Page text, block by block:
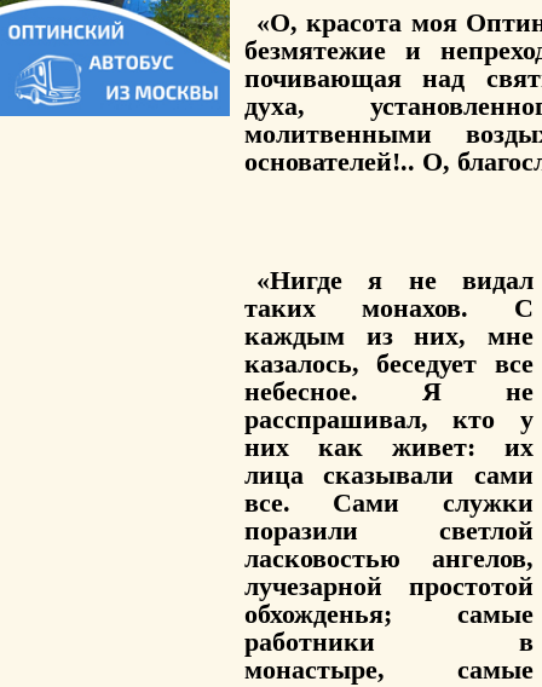
«О, красота моя
безмятежие и
почивающая над
духа,
молитвенными
основателей!.. О,
«Нигде я не видал
таких монахов. С
каждым из них, мне
казалось, беседует все
небесное. Я не
расспрашивал, кто у
них как живет: их
лица сказывали сами
все. Сами служки
поразили светлой
ласковостью ангелов,
лучезарной простотой
обхожденья; самые
работники в
монастыре, самые